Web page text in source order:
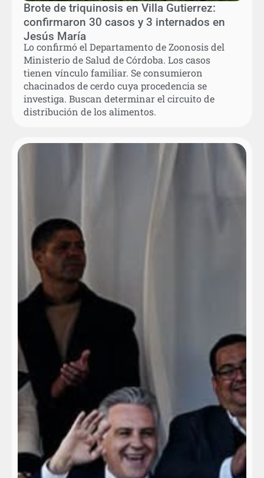
Brote de triquinosis en Villa Gutierrez:
confirmaron 30 casos y 3 internados en
Jesús María
Lo confirmó el Departamento de Zoonosis del
Ministerio de Salud de Córdoba. Los casos
tienen vínculo familiar. Se consumieron
chacinados de cerdo cuya procedencia se
investiga. Buscan determinar el circuito de
distribución de los alimentos.